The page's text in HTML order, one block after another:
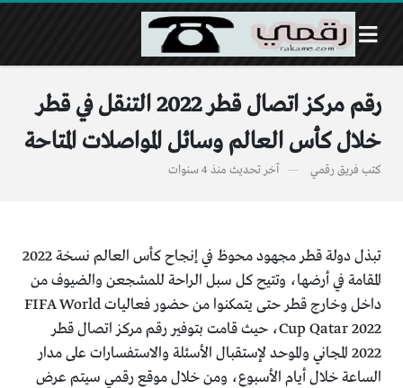
رقم مركز اتصال قطر 2022 التنقل في قطر
خلال كأس العالم وسائل المواصلات المتاحة
كتب فريق رقمي آخر تحديث منذ 4 سنوات
تبذل دولة قطر مجهود محوظ في إنجاح كأس العالم نسخة 2022
المقامة في أرضها، وتتيح كل سبل الراحة للمشجعن والضيوف من
داخل وخارج قطر حتى يتمكنوا من حضور فعاليات FIFA World
Cup Qatar 2022، حيث قامت بتوفير رقم مركز اتصال قطر
2022 المجاني والموحد لإستقبال الأسئلة والاستفسارات على مدار
الساعة خلال أيام الأسبوع، ومن خلال موقع رقمي سيتم عرض